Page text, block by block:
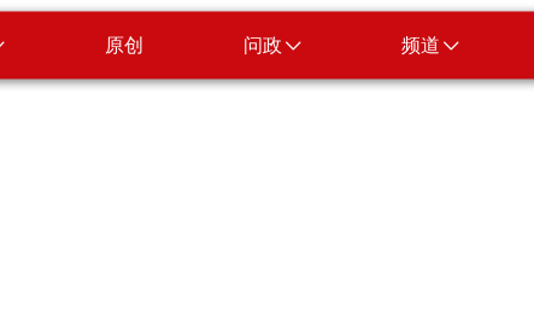
原创 问政 频道